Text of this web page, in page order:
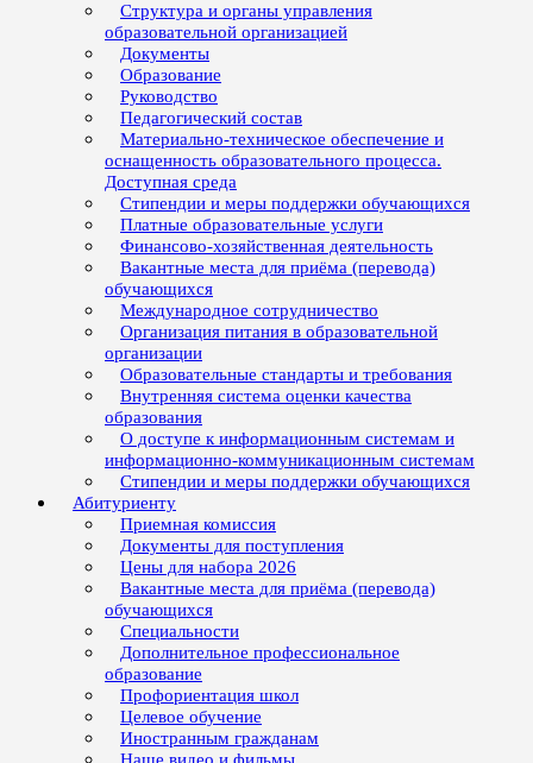
Структура и органы управления
образовательной организацией
Документы
Образование
Руководство
Педагогический состав
Материально-техническое обеспечение и
оснащенность образовательного процесса.
Доступная среда
Стипендии и меры поддержки обучающихся
Платные образовательные услуги
Финансово-хозяйственная деятельность
Вакантные места для приёма (перевода)
обучающихся
Международное сотрудничество
Организация питания в образовательной
организации
Образовательные стандарты и требования
Внутренняя система оценки качества
образования
О доступе к информационным системам и
информационно-коммуникационным системам
Стипендии и меры поддержки обучающихся
Абитуриенту
Приемная комиссия
Документы для поступления
Цены для набора 2026
Вакантные места для приёма (перевода)
обучающихся
Специальности
Дополнительное профессиональное
образование
Профориентация школ
Целевое обучение
Иностранным гражданам